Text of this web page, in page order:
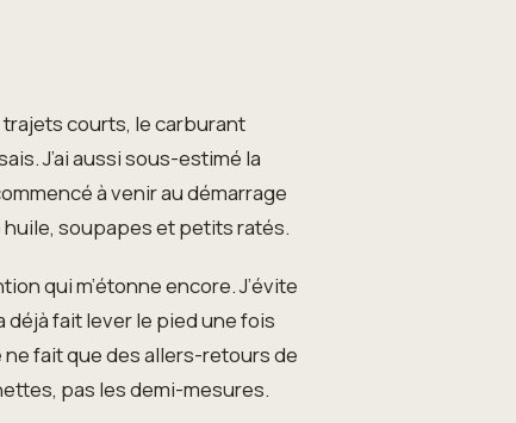
trajets courts, le carburant
J’ai aussi sous-estimé la
à venir au démarrage
huile, soupapes et petits ratés.
qui m’étonne encore. J’évite
déjà fait lever le pied une fois
fait que des allers-retours de
pas les demi-mesures.